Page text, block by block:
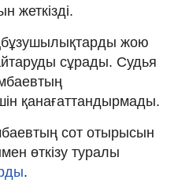
жеткізді.
жою
сұрады. Судья
қанағаттандырмады.
сот отырысын
өткізу туралы
.